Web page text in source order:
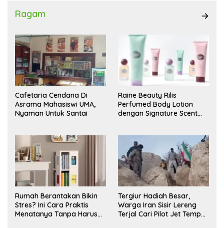
Ragam
Cafetaria Cendana Di
Asrama Mahasiswi UMA,
Nyaman Untuk Santai
Raine Beauty Rilis
Perfumed Body Lotion
dengan Signature Scent
Rumah Berantakan Bikin
Stres? Ini Cara Praktis
Menatanya Tanpa Harus
Tergiur Hadiah Besar,
Warga Iran Sisir Lereng
Terjal Cari Pilot Jet Tempur